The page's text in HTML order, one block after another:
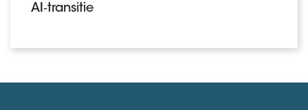
AI‑transitie